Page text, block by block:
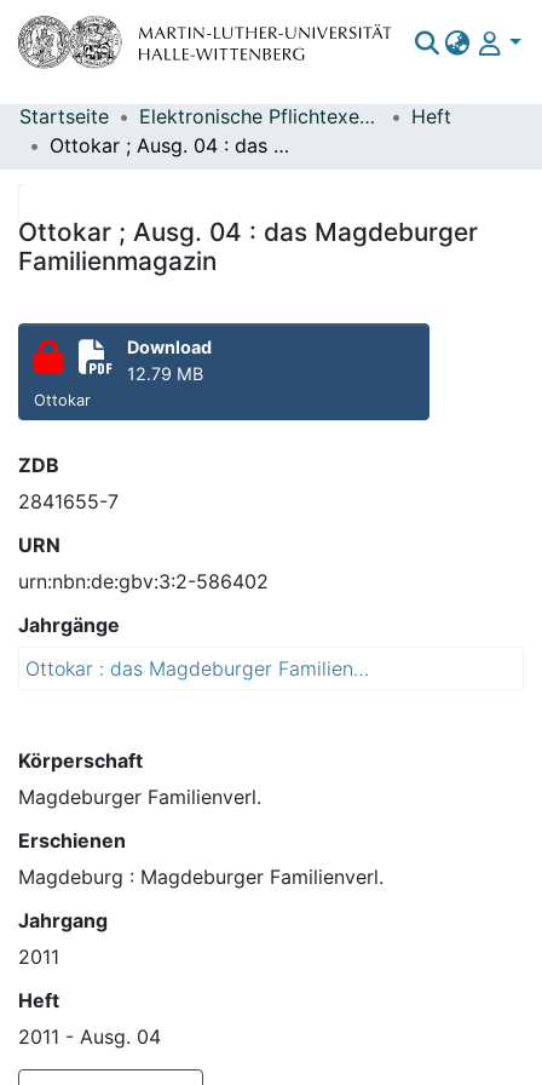
Bereiche & Sammlungen
Statistiken
Startseite Elektronische Pflichtexemplare
Heft
Ottokar ; Ausg. 04 : das Magdeburger Familienmagazin
Ottokar ; Ausg. 04 : das Magdeburger
Familienmagazin
Download
12.79 MB
Ottokar
ZDB
2841655-7
URN
urn:nbn:de:gbv:3:2-586402
Jahrgänge
Ottokar : das Magdeburger Familienmagazin
Körperschaft
Magdeburger Familienverl.
Erschienen
Magdeburg : Magdeburger Familienverl.
Jahrgang
2011
Heft
2011 - Ausg. 04